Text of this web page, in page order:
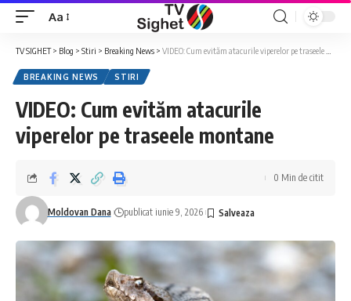
Font
Resizer
Aa
TV SIGHET> Blog > Stiri > Breaking News > VIDEO: Cum evităm atacurile viperelor pe traseele montane
BREAKING NEWS STIRI
VIDEO: Cum evităm atacurile
viperelor pe traseele montane
Moldovan Dana publicat iunie 9, 2026
0 Min de citit